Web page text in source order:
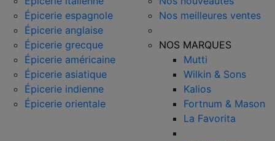
Épicerie espagnole
Épicerie anglaise
Épicerie grecque
Épicerie américaine
Épicerie asiatique
Épicerie indienne
Épicerie orientale
Nos meilleures ventes
NOS MARQUES
Mutti
Wilkin & Sons
Kalios
Fortnum & Mason
La Favorita